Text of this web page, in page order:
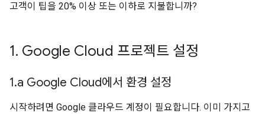
고객이 팁을 20% 이상 또는 이하로 지불합니까?
1. Google Cloud 프로젝트 설정
1.a Google Cloud에서 환경 설정
시작하려면 Google 클라우드 계정이 필요합니다. 이미 가지고